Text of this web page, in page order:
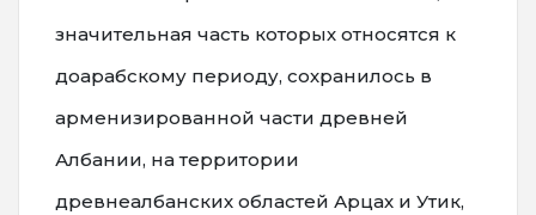
значительная часть которых относятся к
доарабскому периоду, сохранилось в
арменизированной части древней
Албании, на территории
древнеалбанских областей Арцах и Утик,